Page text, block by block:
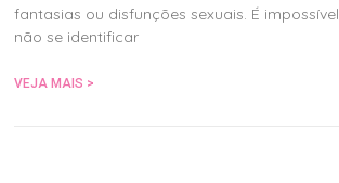
fantasias ou disfunções sexuais. É impossível
não se identificar
VEJA MAIS >